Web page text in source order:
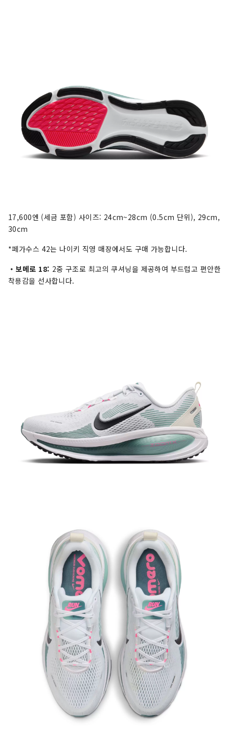
17,600엔 (세금 포함) 사이즈: 24cm~28cm (0.5cm 단위), 29cm,
30cm
*페가수스 42는 나이키 직영 매장에서도 구매 가능합니다.
・보메로 18: 2중 구조로 최고의 쿠셔닝을 제공하여 부드럽고 편안한
착용감을 선사합니다.